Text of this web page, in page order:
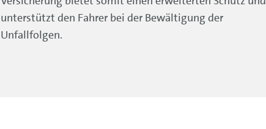
unterstützt den Fahrer bei der Bewältigung der
Unfallfolgen.